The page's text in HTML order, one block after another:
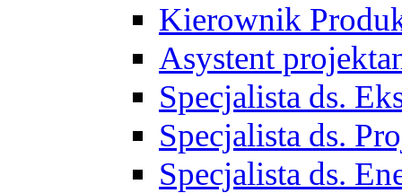
Kierownik
Asystent
Specjalista ds.
Specjalista ds.
Specjalista ds.